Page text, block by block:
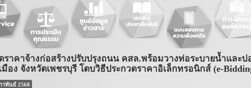
ราคาจ้างก่อสร้างปรับปรุงถนน คสล.พร้อมวางท่อระบายน้ำแล
มือง จังหวัดเพชรบุรี โดบวิธีประกวดราคาอิเล็กทรอนิกส์ (e-
าพันธ์ 2568